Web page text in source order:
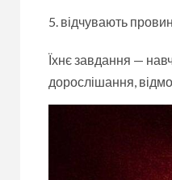
відчувають
Їхнє завдання —
дорослішання,